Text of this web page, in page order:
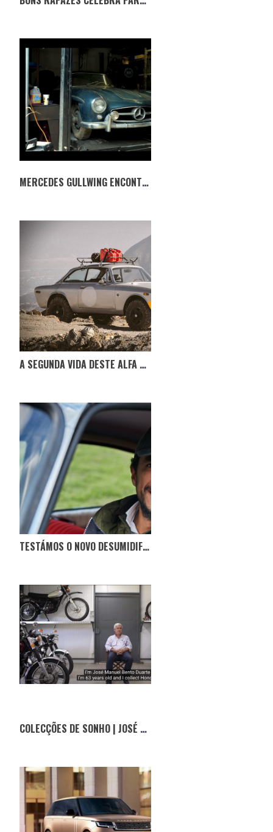
MERCEDES GULLWING ENCONTRADO 42 ANOS DEPOIS
A SEGUNDA VIDA DESTE ALFA ROMEO GTV
TESTÁMOS O NOVO DESUMIDIFICADOR NO CITROËN BOCA DE SAPO
COLECÇÕES DE SONHO | JOSÉ DUARTE E O MUNDO DA HONDA